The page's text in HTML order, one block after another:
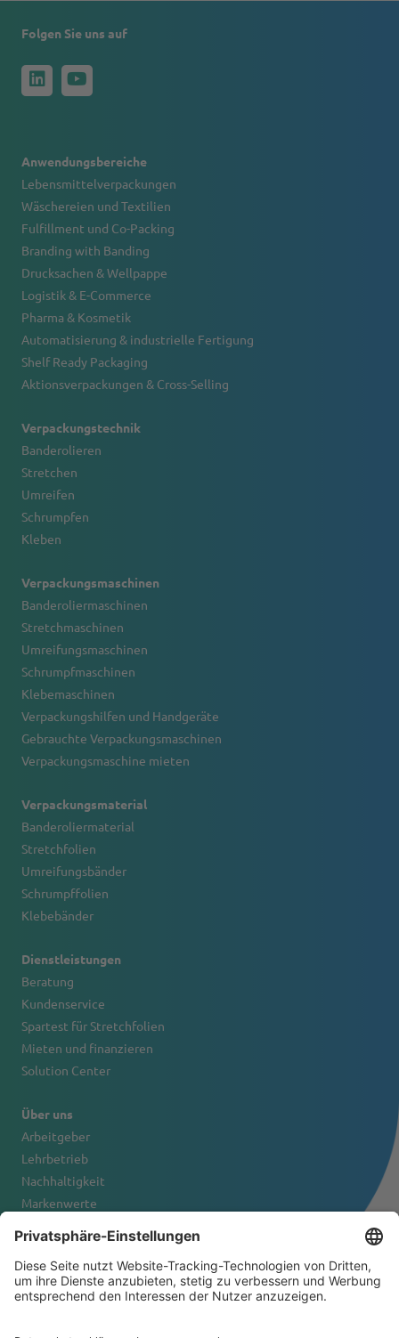
Folgen Sie uns auf
Anwendungsbereiche
Lebensmittelverpackungen
Wäschereien und Textilien
Fulfillment und Co-Packing
Branding with Banding
Drucksachen & Wellpappe
Logistik & E-Commerce
Pharma & Kosmetik
Automatisierung & industrielle Fertigung
Shelf Ready Packaging
Aktionsverpackungen & Cross-Selling
Verpackungstechnik
Banderolieren
Stretchen
Umreifen
Schrumpfen
Kleben
Verpackungsmaschinen
Banderoliermaschinen
Stretchmaschinen
Umreifungsmaschinen
Schrumpfmaschinen
Klebemaschinen
Verpackungshilfen und Handgeräte
Gebrauchte Verpackungsmaschinen
Verpackungsmaschine mieten
Verpackungsmaterial
Banderoliermaterial
Stretchfolien
Umreifungsbänder
Schrumpffolien
Klebebänder
Dienstleistungen
Beratung
Kundenservice
Spartest für Stretchfolien
Mieten und finanzieren
Solution Center
Über uns
Arbeitgeber
Lehrbetrieb
Nachhaltigkeit
Markenwerte
Kontakt